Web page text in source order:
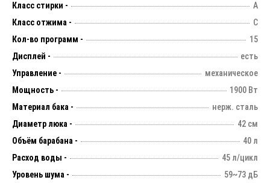
Класс стирки -
А
Класс отжима -
С
Кол-во программ -
15
Дисплей -
есть
Управление -
механическое
Мощность -
1900 Вт
Материал бака -
нерж. сталь
Диаметр люка -
42 см
Объём барабана -
40 л
Расход воды -
45 л/цикл
Уровень шума -
59~73 дБ